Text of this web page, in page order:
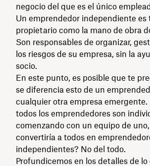
negocio del que es el único
Un emprendedor independiente es
propietario como la mano de obra
Son responsables de organizar,
los riesgos de su empresa, sin la
socio.
En este punto, es posible que te
se diferencia esto de un
cualquier otra empresa emergente.
todos los emprendedores son
comenzando con un equipo de
convertiría a todos en
independientes? No del todo.
Profundicemos en los detalles de